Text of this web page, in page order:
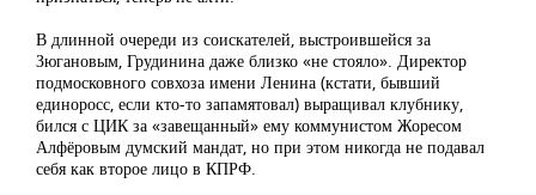
В длинной очереди из соискателей, выстроившейся за
Зюгановым, Грудинина даже близко «не стояло». Директор
подмосковного совхоза имени Ленина (кстати, бывший
единоросс, если кто-то запамятовал) выращивал клубнику,
бился с ЦИК за «завещанный» ему коммунистом Жоресом
Алфёровым думский мандат, но при этом никогда не подавал
себя как второе лицо в КПРФ.